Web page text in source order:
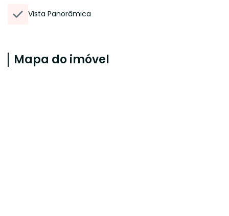
Vista Panorâmica
Mapa do imóvel